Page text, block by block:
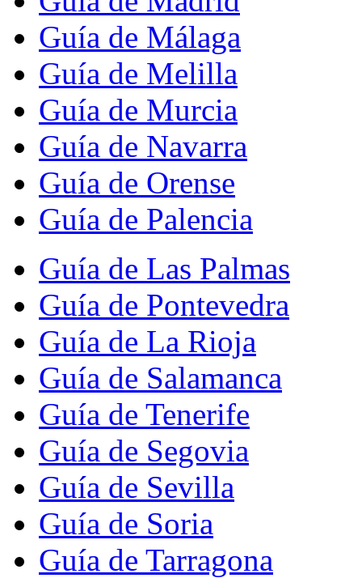
Guía de Málaga
Guía de Melilla
Guía de Murcia
Guía de Navarra
Guía de Orense
Guía de Palencia
Guía de Las Palmas
Guía de Pontevedra
Guía de La Rioja
Guía de Salamanca
Guía de Tenerife
Guía de Segovia
Guía de Sevilla
Guía de Soria
Guía de Tarragona